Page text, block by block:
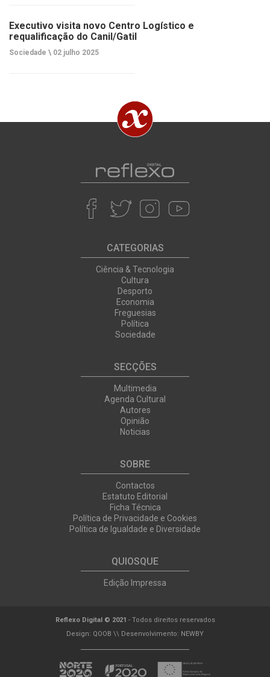
Executivo visita novo Centro Logístico e
requalificação do Canil/Gatil
Sociedade \ 02 julho 2025
CATEGORIAS
Ciência & Tecnologia
Cultura
Desporto
Economia
Freguesias
Política
Sociedade
SECÇÕES
Multimedia
Agenda Cultural
Autores
Opinião
Noticias
SOBRE
Contactos
Estatuto Editorial
Ficha Técnica
Política de Privacidade e Cookies
Política de Igualdade e Diversidade
QUIOSQUE
Edição Impressa
Reflexo Digital © 2021 - Todos direitos reservados
Design: QOOB \\ Desenvolvimento: NEWBY